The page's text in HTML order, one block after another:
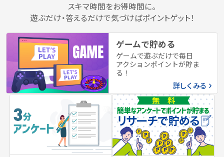
スキマ時間をお得時間に。
遊ぶだけ・答えるだけで気づけばポイントゲット！
ゲームで貯める
ゲームで遊ぶだけで毎日
アクションポイントが貯ま
る！
詳しくみる